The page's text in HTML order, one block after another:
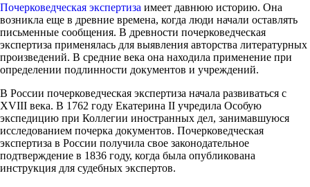
Почерковедческая экспертиза имеет давнюю историю. Она
возникла еще в древние времена, когда люди начали оставлять
письменные сообщения. В древности почерковедческая
экспертиза применялась для выявления авторства литературных
произведений. В средние века она находила применение при
определении подлинности документов и учреждений.
В России почерковедческая экспертиза начала развиваться с
XVIII века. В 1762 году Екатерина II учредила Особую
экспедицию при Коллегии иностранных дел, занимавшуюся
исследованием почерка документов. Почерковедческая
экспертиза в России получила свое законодательное
подтверждение в 1836 году, когда была опубликована
инструкция для судебных экспертов.